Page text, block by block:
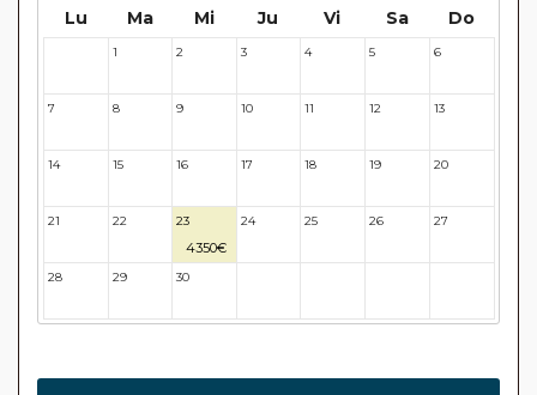
Lu
Ma Mi Ju Vi Sa Do
1 2 3 4 5 6
7 8 9 10 11 12 13
14 15 16 17 18 19 20
21 22 23
4350€
24 25 26 27
28 29 30